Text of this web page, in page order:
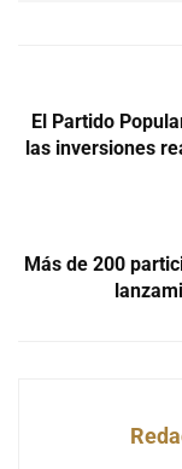
El Partido
las inversiones
Más de 200